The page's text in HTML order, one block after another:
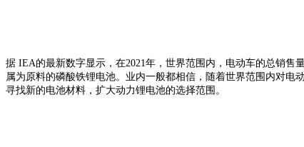
据 IEA的最新数字显示，在2021年，世界范围内，电动车的总销售
属为原料的磷酸铁锂电池。业内一般都相信，随着世界范围内对
寻找新的电池材料，扩大动力锂电池的选择范围。